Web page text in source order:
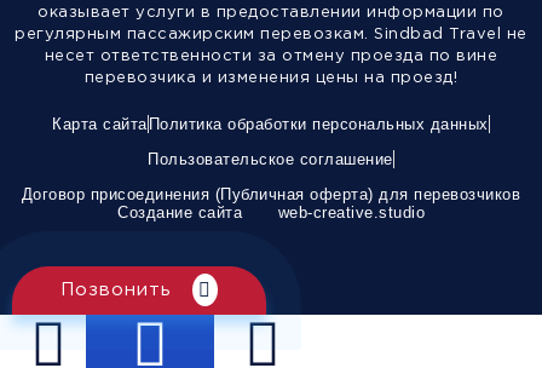
оказывает услуги в предоставлении информации по
регулярным пассажирским перевозкам. Sindbad Travel не
несет ответственности за отмену проезда по вине
перевозчика и изменения цены на проезд!
Карта сайта Политика обработки персональных данных
Пользовательское соглашение
Договор присоединения (Публичная оферта) для перевозчиков
Создание сайта
web-creative.studio
Позвонить